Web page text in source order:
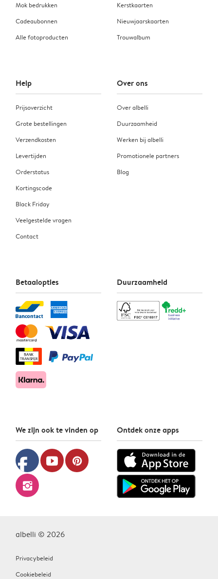
Mok bedrukken
Cadeaubonnen
Alle fotoproducten
Kerstkaarten
Nieuwjaarskaarten
Trouwalbum
Help
Prijsoverzicht
Grote bestellingen
Verzendkosten
Levertijden
Orderstatus
Kortingscode
Black Friday
Veelgestelde vragen
Contact
Over ons
Over albelli
Duurzaamheid
Werken bij albelli
Promotionele partners
Blog
Betaalopties Duurzaamheid
We zijn ook te vinden op
facebook youtube pinterest
instagram
Ontdek onze apps
albelli © 2026
Privacybeleid
Cookiebeleid